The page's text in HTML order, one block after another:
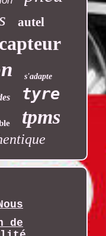
autel
capteur
s'adapte
tyre
tpms
de